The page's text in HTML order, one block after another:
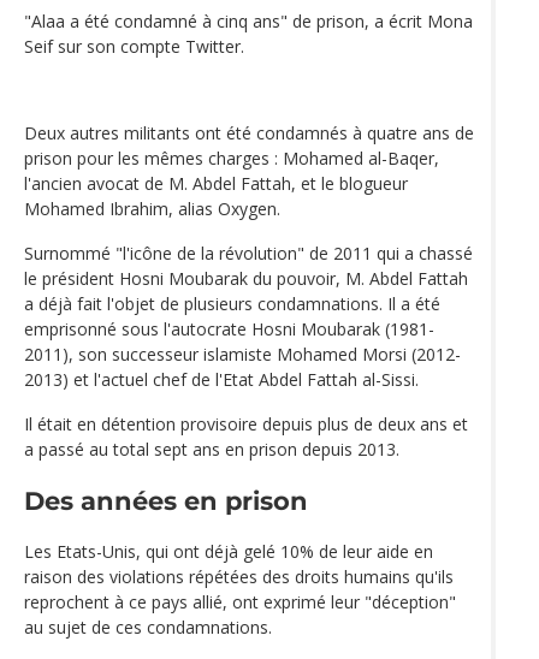
"Alaa a été condamné à cinq ans" de prison, a écrit Mona
Seif sur son compte Twitter.
Deux autres militants ont été condamnés à quatre ans de
prison pour les mêmes charges : Mohamed al-Baqer,
l'ancien avocat de M. Abdel Fattah, et le blogueur
Mohamed Ibrahim, alias Oxygen.
Surnommé "l'icône de la révolution" de 2011 qui a chassé
le président Hosni Moubarak du pouvoir, M. Abdel Fattah
a déjà fait l'objet de plusieurs condamnations. Il a été
emprisonné sous l'autocrate Hosni Moubarak (1981-
2011), son successeur islamiste Mohamed Morsi (2012-
2013) et l'actuel chef de l'Etat Abdel Fattah al-Sissi.
Il était en détention provisoire depuis plus de deux ans et
a passé au total sept ans en prison depuis 2013.
Des années en prison
Les Etats-Unis, qui ont déjà gelé 10% de leur aide en
raison des violations répétées des droits humains qu'ils
reprochent à ce pays allié, ont exprimé leur "déception"
au sujet de ces condamnations.